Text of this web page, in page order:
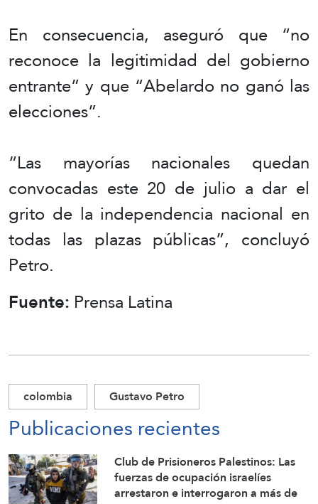
En consecuencia, aseguró que “no
reconoce la legitimidad del gobierno
entrante” y que “Abelardo no ganó las
elecciones”.
“Las mayorías nacionales quedan
convocadas este 20 de julio a dar el
grito de la independencia nacional en
todas las plazas públicas”, concluyó
Petro.
Fuente: Prensa Latina
colombia Gustavo Petro
Publicaciones recientes
Club de Prisioneros Palestinos: Las
fuerzas de ocupación israelíes
arrestaron e interrogaron a más de